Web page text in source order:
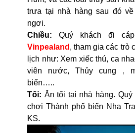
trưa tại nhà hàng sau đó
ngơi.
Chiều: Quý khách đi
Vinpealand , tham gia các trò
lịch như: Xem xiếc thú, ca
viên nước, Thủy cung ,
biển…..
Tối: Ăn tối tại nhà hàng.
chơi Thành phố biển Nha
KS.